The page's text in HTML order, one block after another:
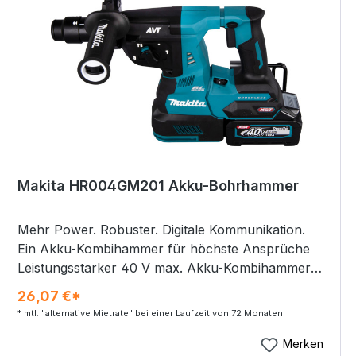
Schnellbauschrauben: 4 mm Leerlaufdrehzahl:
4.000 min⁻¹ Produktabmessung (L x B x H): 258 x
80 x 193 mm Akkuspannung: 18 V Akkukapazität
(im Lieferumfang): 5,0 Ah Gewicht ohne Kabel:
inkl. BL1860B: 2,0 kg Schalldruckpegel (LpA): 75
dB(A) K-Wert Geräusch: 3 dB(A) Vibration: 2,5
m/s² K-Wert Vibration: 1,5 m/s² Mitgeliefertes
Ah Schnellladegerät
Makita HR004GM201 Akku-Bohrhammer
Mehr Power. Robuster. Digitale Kommunikation.
Ein Akku-Kombihammer für höchste Ansprüche
Leistungsstarker 40 V max. Akku-Kombihammer
mit SDS-PLUS-Werkzeugaufnahme. Für
staubfreies Arbeiten kann die optionale
Maschine verfügt über einen Drehstopp, damit
26,07 €*
* mtl. "alternative Mietrate" bei einer Laufzeit von 72 Monaten
Merken